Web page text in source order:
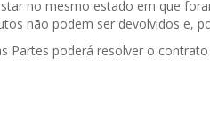
no mesmo estado em que
não podem ser devolvidos e,
Partes poderá resolver o